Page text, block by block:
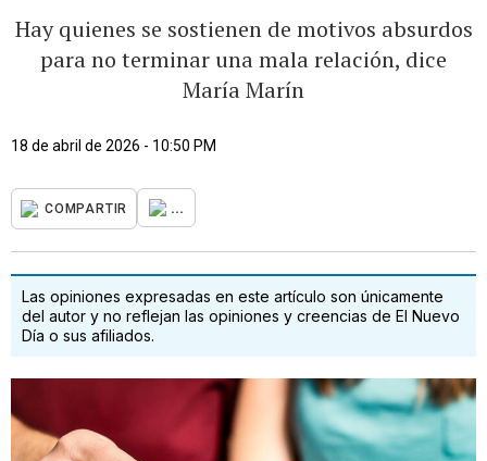
Hay quienes se sostienen de motivos absurdos
para no terminar una mala relación, dice
María Marín
18 de abril de 2026 - 10:50 PM
COMPARTIR ...
Las opiniones expresadas en este artículo son únicamente
del autor y no reflejan las opiniones y creencias de El Nuevo
Día o sus afiliados.